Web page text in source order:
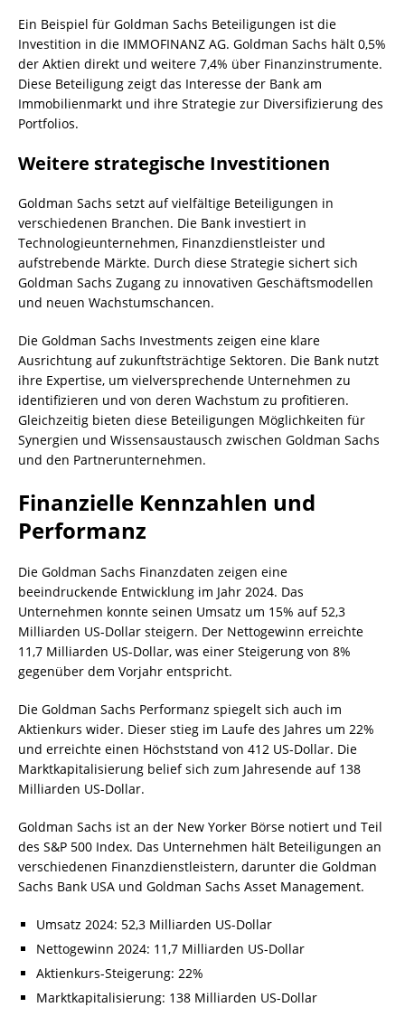
Ein Beispiel für Goldman Sachs Beteiligungen ist die
Investition in die IMMOFINANZ AG. Goldman Sachs hält 0,5%
der Aktien direkt und weitere 7,4% über Finanzinstrumente.
Diese Beteiligung zeigt das Interesse der Bank am
Immobilienmarkt und ihre Strategie zur Diversifizierung des
Portfolios.
Weitere strategische Investitionen
Goldman Sachs setzt auf vielfältige Beteiligungen in
verschiedenen Branchen. Die Bank investiert in
Technologieunternehmen, Finanzdienstleister und
aufstrebende Märkte. Durch diese Strategie sichert sich
Goldman Sachs Zugang zu innovativen Geschäftsmodellen
und neuen Wachstumschancen.
Die Goldman Sachs Investments zeigen eine klare
Ausrichtung auf zukunftsträchtige Sektoren. Die Bank nutzt
ihre Expertise, um vielversprechende Unternehmen zu
identifizieren und von deren Wachstum zu profitieren.
Gleichzeitig bieten diese Beteiligungen Möglichkeiten für
Synergien und Wissensaustausch zwischen Goldman Sachs
und den Partnerunternehmen.
Finanzielle Kennzahlen und
Performanz
Die Goldman Sachs Finanzdaten zeigen eine
beeindruckende Entwicklung im Jahr 2024. Das
Unternehmen konnte seinen Umsatz um 15% auf 52,3
Milliarden US-Dollar steigern. Der Nettogewinn erreichte
11,7 Milliarden US-Dollar, was einer Steigerung von 8%
gegenüber dem Vorjahr entspricht.
Die Goldman Sachs Performanz spiegelt sich auch im
Aktienkurs wider. Dieser stieg im Laufe des Jahres um 22%
und erreichte einen Höchststand von 412 US-Dollar. Die
Marktkapitalisierung belief sich zum Jahresende auf 138
Milliarden US-Dollar.
Goldman Sachs ist an der New Yorker Börse notiert und Teil
des S&P 500 Index. Das Unternehmen hält Beteiligungen an
verschiedenen Finanzdienstleistern, darunter die Goldman
Sachs Bank USA und Goldman Sachs Asset Management.
Umsatz 2024: 52,3 Milliarden US-Dollar
Nettogewinn 2024: 11,7 Milliarden US-Dollar
Aktienkurs-Steigerung: 22%
Marktkapitalisierung: 138 Milliarden US-Dollar